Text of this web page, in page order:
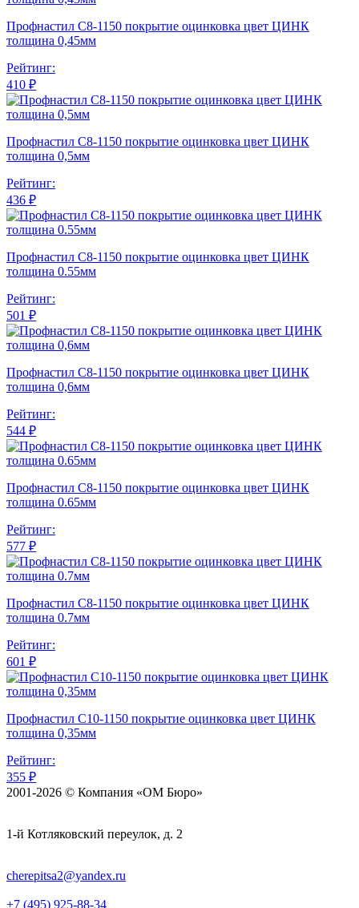
Профнастил С8-1150 покрытие оцинковка цвет ЦИНК
толщина 0,45мм
Рейтинг:
410 ₽
Профнастил С8-1150 покрытие оцинковка цвет ЦИНК
толщина 0,5мм
Рейтинг:
436 ₽
Профнастил С8-1150 покрытие оцинковка цвет ЦИНК
толщина 0.55мм
Рейтинг:
501 ₽
Профнастил С8-1150 покрытие оцинковка цвет ЦИНК
толщина 0,6мм
Рейтинг:
544 ₽
Профнастил С8-1150 покрытие оцинковка цвет ЦИНК
толщина 0.65мм
Рейтинг:
577 ₽
Профнастил С8-1150 покрытие оцинковка цвет ЦИНК
толщина 0.7мм
Рейтинг:
601 ₽
Профнастил С10-1150 покрытие оцинковка цвет ЦИНК
толщина 0,35мм
Рейтинг:
355 ₽
2001-2026 © Компания «ОМ Бюро»
1-й Котляковский переулок, д. 2
cherepitsa2@yandex.ru
+7 (495) 925-88-34